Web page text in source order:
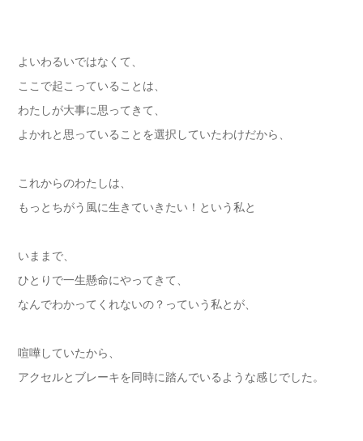
よいわるいではなくて、
ここで起こっていることは、
わたしが大事に思ってきて、
よかれと思っていることを選択していたわけだから、
これからのわたしは、
もっとちがう風に生きていきたい！という私と
いままで、
ひとりで一生懸命にやってきて、
なんでわかってくれないの？っていう私とが、
喧嘩していたから、
アクセルとブレーキを同時に踏んでいるような感じでした。